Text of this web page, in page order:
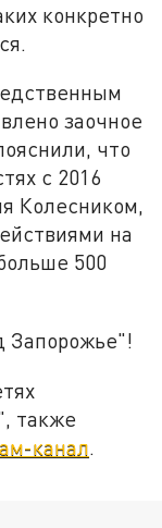
конкретно
заочное
что
с 2016
Колесником,
на
500
Запорожье"!
также
канал.